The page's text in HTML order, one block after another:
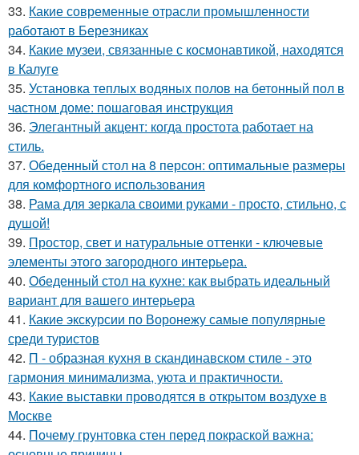
33. Какие современные отрасли промышленности
работают в Березниках
34. Какие музеи, связанные с космонавтикой, находятся
в Калуге
35. Установка теплых водяных полов на бетонный пол в
частном доме: пошаговая инструкция
36. Элегантный акцент: когда простота работает на
стиль.
37. Обеденный стол на 8 персон: оптимальные размеры
для комфортного использования
38. Рама для зеркала своими руками - просто, стильно, с
душой!
39. Простор, свет и натуральные оттенки - ключевые
элементы этого загородного интерьера.
40. Обеденный стол на кухне: как выбрать идеальный
вариант для вашего интерьера
41. Какие экскурсии по Воронежу самые популярные
среди туристов
42. П - образная кухня в скандинавском стиле - это
гармония минимализма, уюта и практичности.
43. Какие выставки проводятся в открытом воздухе в
Москве
44. Почему грунтовка стен перед покраской важна: